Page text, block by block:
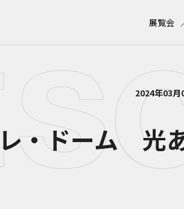
展覧会
2024年03月
・ドーム 光